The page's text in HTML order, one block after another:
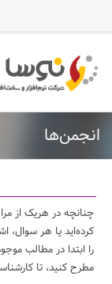
انجمن‌ها
چنانچه در هریک از
کرده‌اید یا هر سوال،
را ابتدا در مطالب
مطرح کنید، تا